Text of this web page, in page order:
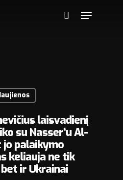
laisvadienį
su Nasser‘u Al-
palaikymo
keliauja ne tik
ir Ukrainai